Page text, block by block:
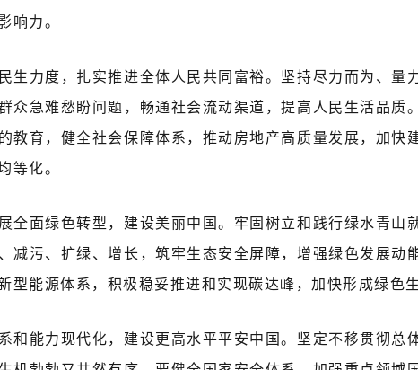
响力。
生力度，扎实推进全体人民共同富裕。坚持尽力而为、量
众急难愁盼问题，畅通社会流动渠道，提高人民生活品质
教育，健全社会保障体系，推动房地产高质量发展，加快
等化。
全面绿色转型，建设美丽中国。牢固树立和践行绿水青山
减污、扩绿、增长，筑牢生态安全屏障，增强绿色发展动
型能源体系，积极稳妥推进和实现碳达峰，加快形成绿色
和能力现代化，建设更高水平平安中国。坚定不移贯彻总